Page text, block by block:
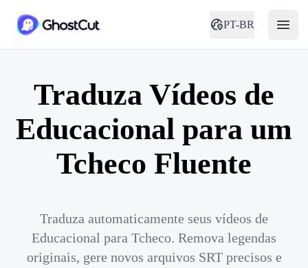
PT-BR
Traduza Vídeos de
Educacional para um
Tcheco Fluente
Traduza automaticamente seus vídeos de
Educacional para Tcheco. Remova legendas
originais, gere novos arquivos SRT precisos e